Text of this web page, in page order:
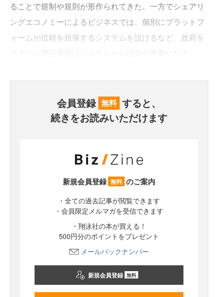
ることで規制や規則が形作られてきた。一方でシェアリ
ングエコノミーによるビジネスでは、個別にプラットフ
ォームが信頼を担保するシステムを設けるなど、政府を
会員登録 無料 すると、
続きをお読みいただけます
新規会員登録 無料 のご案内
・全ての過去記事が閲覧できます
・会員限定メルマガを受信できます
・翔泳社の本が買える！
500円分のポイントをプレゼント
メールバックナンバー
新規会員登録 無料